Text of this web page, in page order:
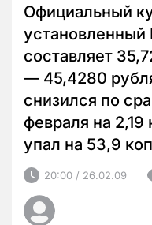
Официальный
установленный
составляет
— 45,4280
снизился по
февраля на
упал на 53,9
20:00 / 26.02.09